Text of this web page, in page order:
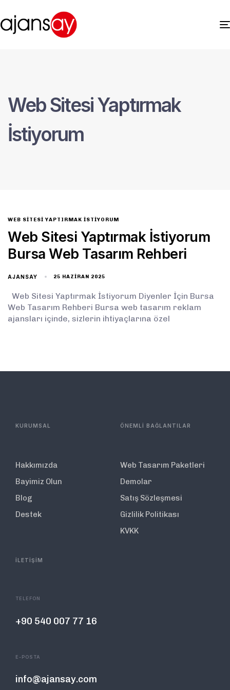
Web Sitesi Yaptırmak
İstiyorum
WEB SITESI YAPTIRMAK İSTIYORUM
Web Sitesi Yaptırmak İstiyorum
Bursa Web Tasarım Rehberi
AJANSAY 25 HAZIRAN 2025
Web Sitesi Yaptırmak İstiyorum Diyenler İçin Bursa
Web Tasarım Rehberi Bursa web tasarım reklam
ajansları içinde, sizlerin ihtiyaçlarına özel
KURUMSAL
Hakkımızda
Bayimiz Olun
Blog
Destek
ÖNEMLİ BAĞLANTILAR
Web Tasarım Paketleri
Demolar
Satış Sözleşmesi
Gizlilik Politikası
KVKK
İLETİŞİM
TELEFON
+90 540 007 77 16
E-POSTA
info@ajansay.com